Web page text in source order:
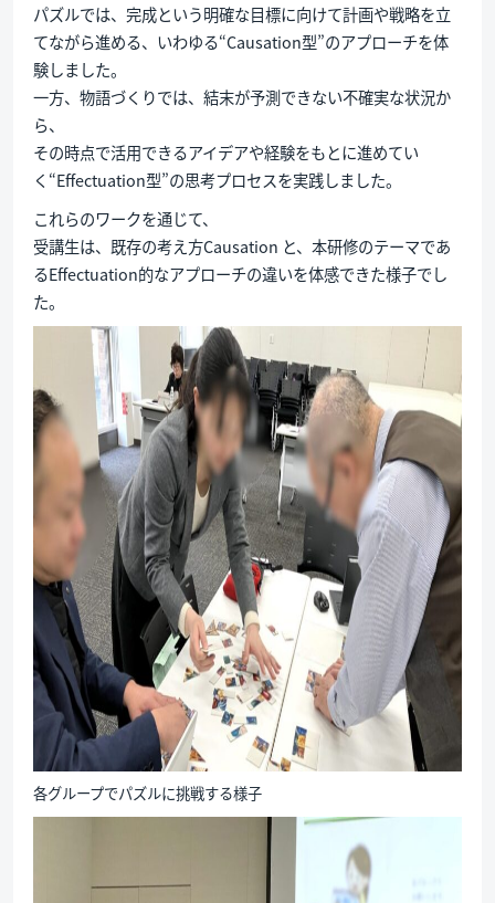
パズルでは、完成という明確な目標に向けて計画や戦略を立
てながら進める、いわゆる“Causation型”のアプローチを体
験しました。
一方、物語づくりでは、結末が予測できない不確実な状況か
ら、
その時点で活用できるアイデアや経験をもとに進めてい
く“Effectuation型”の思考プロセスを実践しました。
これらのワークを通じて、
受講生は、既存の考え方Causation と、本研修のテーマであ
るEffectuation的なアプローチの違いを体感できた様子でし
た。
各グループでパズルに挑戦する様子